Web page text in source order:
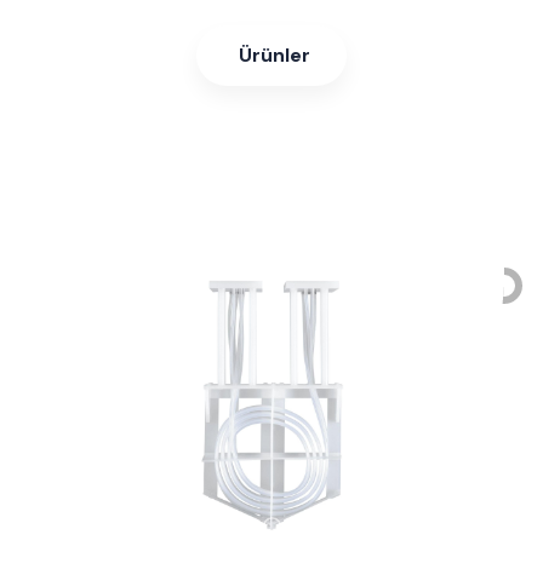
Ürünler